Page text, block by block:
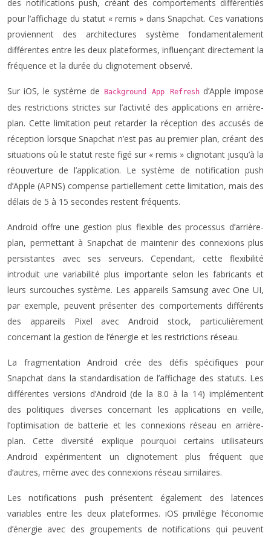
des notifications push, créant des comportements différentiés
pour l’affichage du statut « remis » dans Snapchat. Ces variations
proviennent des architectures système fondamentalement
différentes entre les deux plateformes, influençant directement la
fréquence et la durée du clignotement observé.
Sur iOS, le système de Background App Refreshd’Apple impose
des restrictions strictes sur l’activité des applications en arrière-
plan. Cette limitation peut retarder la réception des accusés de
réception lorsque Snapchat n’est pas au premier plan, créant des
situations où le statut reste figé sur « remis » clignotant jusqu’à la
réouverture de l’application. Le système de notification push
d’Apple (APNS) compense partiellement cette limitation, mais des
délais de 5 à 15 secondes restent fréquents.
Android offre une gestion plus flexible des processus d’arrière-
plan, permettant à Snapchat de maintenir des connexions plus
persistantes avec ses serveurs. Cependant, cette flexibilité
introduit une variabilité plus importante selon les fabricants et
leurs surcouches système. Les appareils Samsung avec One UI,
par exemple, peuvent présenter des comportements différents
des appareils Pixel avec Android stock, particulièrement
concernant la gestion de l’énergie et les restrictions réseau.
La fragmentation Android crée des défis spécifiques pour
Snapchat dans la standardisation de l’affichage des statuts. Les
différentes versions d’Android (de la 8.0 à la 14) implémentent
des politiques diverses concernant les applications en veille,
l’optimisation de batterie et les connexions réseau en arrière-
plan. Cette diversité explique pourquoi certains utilisateurs
Android expérimentent un clignotement plus fréquent que
d’autres, même avec des connexions réseau similaires.
Les notifications push présentent également des latences
variables entre les deux plateformes. iOS privilégie l’économie
d’énergie avec des groupements de notifications qui peuvent